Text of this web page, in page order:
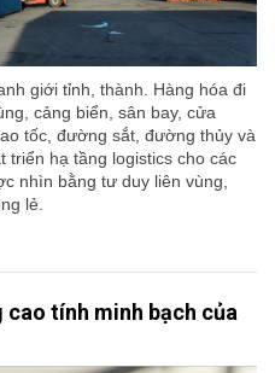
giới tỉnh, thành. Hàng hóa đi
cảng biển, sân bay, cửa
tốc, đường sắt, đường thủy và
triển hạ tầng logistics cho các
nhìn bằng tư duy liên vùng,
lẻ.
cao tính minh bạch của